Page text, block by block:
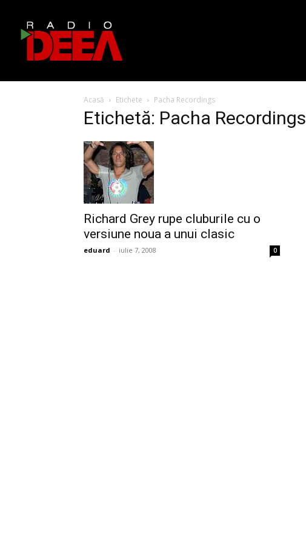
Acasă Etichete Pacha Recordings
Etichetă: Pacha Recordings
Richard Grey rupe cluburile cu o
versiune noua a unui clasic
eduard - iulie 7, 2008 0